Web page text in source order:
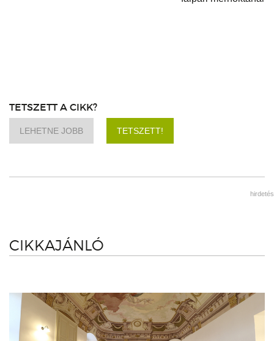
TETSZETT A CIKK?
LEHETNE JOBB TETSZETT!
hirdetés
CIKKAJÁNLÓ